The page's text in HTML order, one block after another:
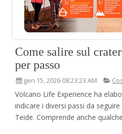
Come salire sul
per passo
gen 15, 2026 08:23:23 AM
Volcano Life Experience ha
indicare i diversi passi da
Teide. Comprende anche